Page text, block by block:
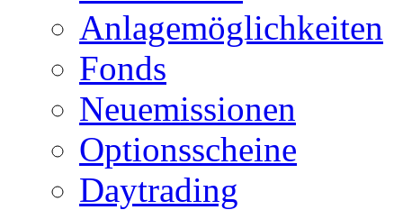
Anlagemöglichkeiten
Fonds
Neuemissionen
Optionsscheine
Daytrading